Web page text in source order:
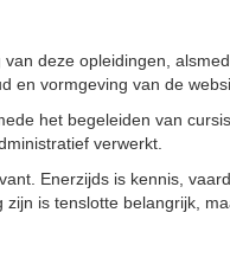
deze opleidingen,
en vormgeving van de
het begeleiden van
verwerkt.
Enerzijds is kennis,
is tenslotte belangrijk,